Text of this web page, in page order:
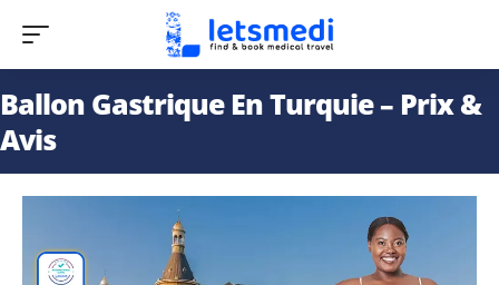
Ballon Gastrique En Turquie – Prix &
Avis